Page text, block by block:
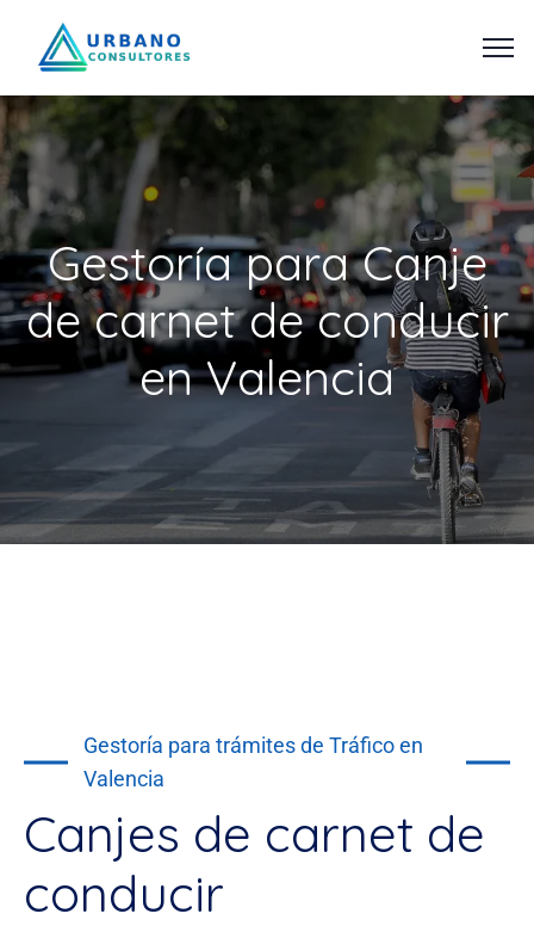
Gestoría para Canje
de carnet de conducir
en Valencia
Gestoría para trámites de Tráfico en
Valencia
Canjes de carnet de
conducir